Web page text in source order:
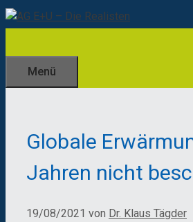
Zum
Inhalt
Menü
Globale
Jahren nicht
19/08/2021 von Dr. Klaus Tägder